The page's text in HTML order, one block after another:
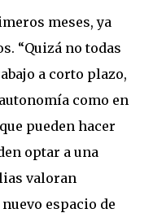
meses, ya
“Quizá no todas
a corto plazo,
como en
pueden hacer
optar a una
valoran
espacio de